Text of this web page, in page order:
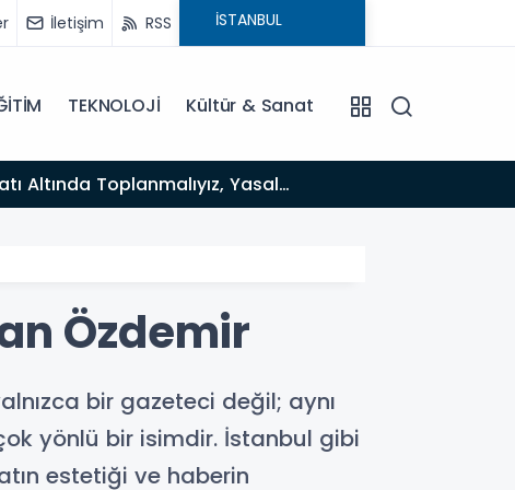
İletişim RSS
TEKNOLOJİ Kültür & Sanat
İlham Ödülü
Özdemir
bir gazeteci değil; aynı
yönlü bir isimdir. İstanbul gibi
estetiği ve haberin